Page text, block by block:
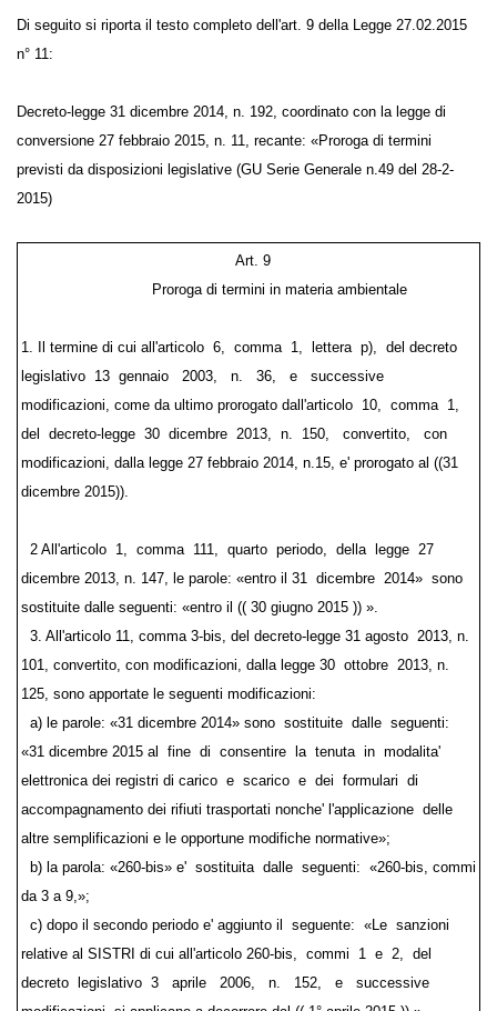
Decreto-legge 31 dicembre 2014, n. 192, coordinato con la legge di
conversione 27 febbraio 2015, n. 11, recante: «Proroga di termini
previsti da disposizioni legislative (GU Serie Generale n.49 del 28-2-
2015)
1. Il termine di cui all'articolo 6, comma 1, lettera p), del decreto
legislativo 13 gennaio 2003, n. 36, e successive modificazioni,
come da ultimo prorogato dall'articolo 10, comma 1, del decreto-
legge 30 dicembre 2013, n. 150, convertito, con modificazioni,
dalla legge 27 febbraio 2014, n.15, e' prorogato al ((31 dicembre
2 All'articolo 1, comma 111, quarto periodo, della legge 27
dicembre 2013, n. 147, le parole: «entro il 31 dicembre 2014» sono
sostituite dalle seguenti: «entro il (( 30 giugno 2015 )) ».
3. All'articolo 11, comma 3-bis, del decreto-legge 31 agosto 2013, n.
101, convertito, con modificazioni, dalla legge 30 ottobre 2013, n.
125, sono apportate le seguenti modificazioni:
«31 dicembre 2015 al fine di consentire la tenuta in modalita'
elettronica dei registri di carico e scarico e dei formulari di
accompagnamento dei rifiuti trasportati nonche' l'applicazione delle
altre semplificazioni e le opportune modifiche normative»;
b) la parola: «260-bis» e' sostituita dalle seguenti: «260-bis, commi
da 3 a 9,»;
c) dopo il secondo periodo e' aggiunto il seguente: «Le sanzioni
relative al SISTRI di cui all'articolo 260-bis, commi 1 e 2, del decreto